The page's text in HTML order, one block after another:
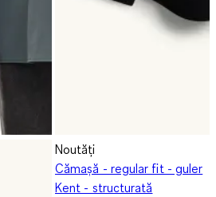
Noutăți
Cămașă - regular fit - guler
Kent - structurată